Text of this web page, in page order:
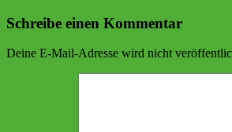
Schreibe einen Kommentar
Deine E-Mail-Adresse wird nicht